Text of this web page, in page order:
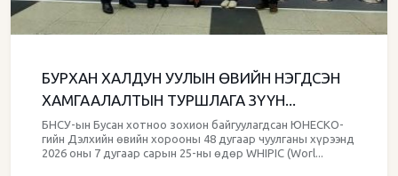
БУРХАН ХАЛДУН УУЛЫН ӨВИЙН НЭГДСЭН
ХАМГААЛАЛТЫН ТУРШЛАГА ЗҮҮН...
БНСУ-ын Бусан хотноо зохион байгуулагдсан ЮНЕСКО-
гийн Дэлхийн өвийн хорооны 48 дугаар чуулганы хүрээнд
2026 оны 7 дугаар сарын 25-ны өдөр WHIPIC (Worl...